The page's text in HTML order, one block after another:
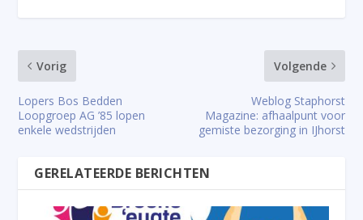
Vorig
Lopers Bos Bedden
Loopgroep AG ’85 lopen
enkele wedstrijden
Volgende
Weblog Staphorst
Magazine: afhaalpunt voor
gemiste bezorging in IJhorst
GERELATEERDE BERICHTEN